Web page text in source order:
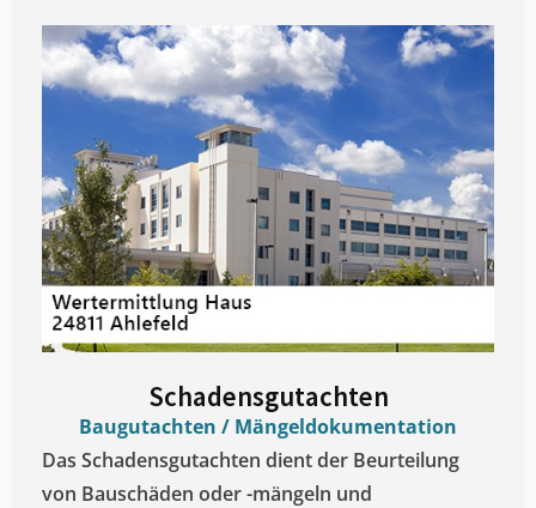
Schadensgutachten
Baugutachten / Mängeldokumentation
Das Schadensgutachten dient der Beurteilung
von Bauschäden oder -mängeln und